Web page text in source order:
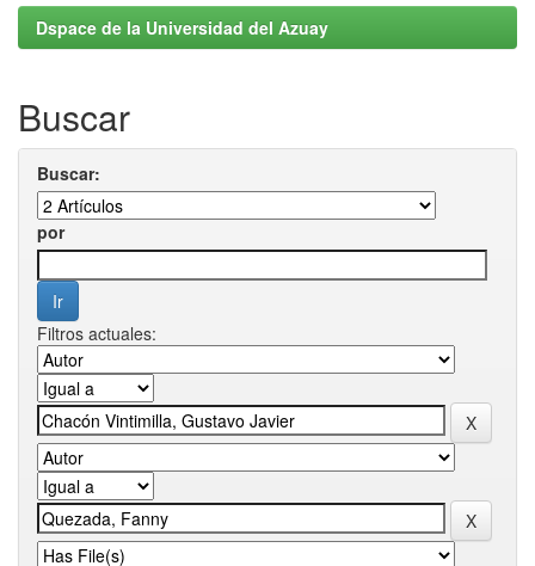
Dspace de la Universidad del Azuay
Buscar
Buscar:
por
Filtros actuales: